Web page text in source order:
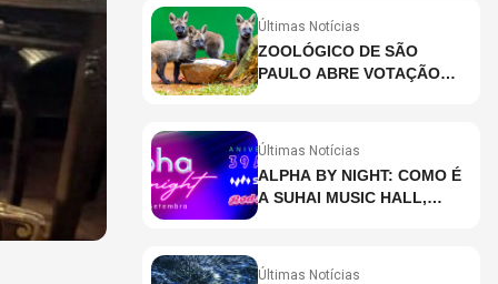
Últimas Notícias
ZOOLÓGICO DE SÃO
PAULO ABRE VOTAÇÃO
GUARÁ
Últimas Notícias
ALPHA BY NIGHT: COMO É
A SUHAI MUSIC HALL,
PAULO?
Últimas Notícias